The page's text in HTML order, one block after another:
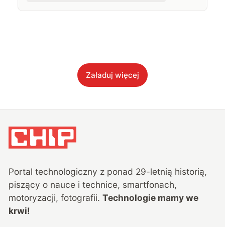
Załaduj więcej
Portal technologiczny z ponad 29-letnią historią,
piszący o nauce i technice, smartfonach,
motoryzacji, fotografii. Technologie mamy we
krwi!